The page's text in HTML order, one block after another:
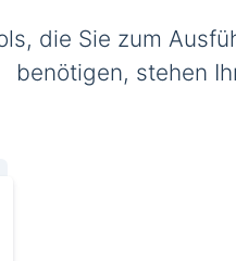
die Sie zum
benötigen, stehen